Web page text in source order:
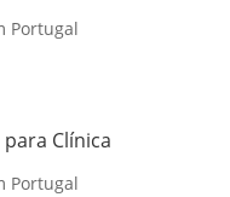
Portugal
Clínica
Portugal